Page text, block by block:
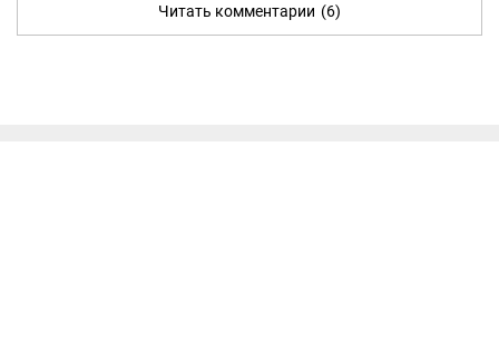
Читать комментарии (6)